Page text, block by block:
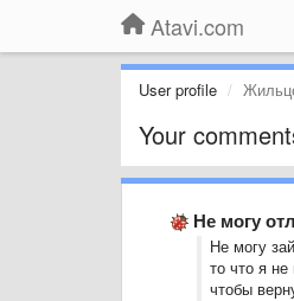
Atavi.com
User profile
Your
Не могу
Не могу
то что я
чтобы